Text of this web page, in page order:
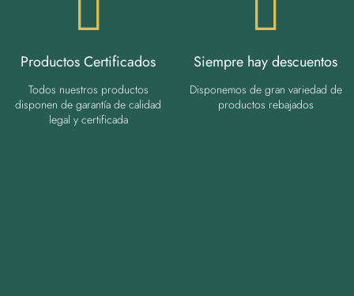
Productos Certificados
Todos nuestros productos
disponen de garantía de calidad
legal y certificada
Siempre hay descuentos
Disponemos de gran variedad de
productos rebajados